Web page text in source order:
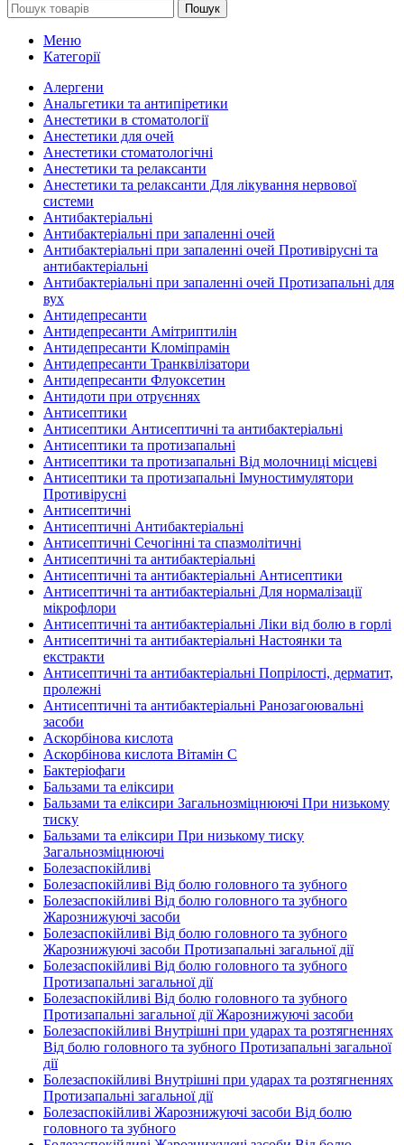
Пошук
Меню
Категорії
Алергени
Анальгетики та антипіретики
Анестетики в стоматології
Анестетики для очей
Анестетики стоматологічні
Анестетики та релаксанти
Анестетики та релаксанти Для лікування нервової
системи
Антибактеріальні
Антибактеріальні при запаленні очей
Антибактеріальні при запаленні очей Противірусні та
антибактеріальні
Антибактеріальні при запаленні очей Протизапальні для
вух
Антидепресанти
Антидепресанти Амітриптилін
Антидепресанти Кломіпрамін
Антидепресанти Транквілізатори
Антидепресанти Флуоксетин
Антидоти при отруєннях
Антисептики
Антисептики Антисептичні та антибактеріальні
Антисептики та протизапальні
Антисептики та протизапальні Від молочниці місцеві
Антисептики та протизапальні Імуностимулятори
Противірусні
Антисептичні
Антисептичні Антибактеріальні
Антисептичні Сечогінні та спазмолітичні
Антисептичні та антибактеріальні
Антисептичні та антибактеріальні Антисептики
Антисептичні та антибактеріальні Для нормалізації
мікрофлори
Антисептичні та антибактеріальні Ліки від болю в горлі
Антисептичні та антибактеріальні Настоянки та
екстракти
Антисептичні та антибактеріальні Попрілості, дерматит,
пролежні
Антисептичні та антибактеріальні Ранозагоювальні
засоби
Аскорбінова кислота
Аскорбінова кислота Вітамін C
Бактеріофаги
Бальзами та еліксири
Бальзами та еліксири Загальнозміцнюючі При низькому
тиску
Бальзами та еліксири При низькому тиску
Загальнозміцнюючі
Болезаспокійливі
Болезаспокійливі Від болю головного та зубного
Болезаспокійливі Від болю головного та зубного
Жарознижуючі засоби
Болезаспокійливі Від болю головного та зубного
Жарознижуючі засоби Протизапальні загальної дії
Болезаспокійливі Від болю головного та зубного
Протизапальні загальної дії
Болезаспокійливі Від болю головного та зубного
Протизапальні загальної дії Жарознижуючі засоби
Болезаспокійливі Внутрішні при ударах та розтягненнях
Від болю головного та зубного Протизапальні загальної
дії
Болезаспокійливі Внутрішні при ударах та розтягненнях
Протизапальні загальної дії
Болезаспокійливі Жарознижуючі засоби Від болю
головного та зубного